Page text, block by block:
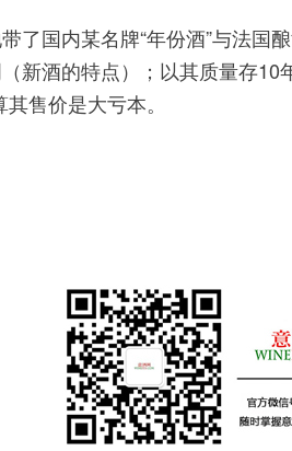
了国内某名牌“年份酒”与法国
新酒的特点）；以其质量存10
售价是大亏本。